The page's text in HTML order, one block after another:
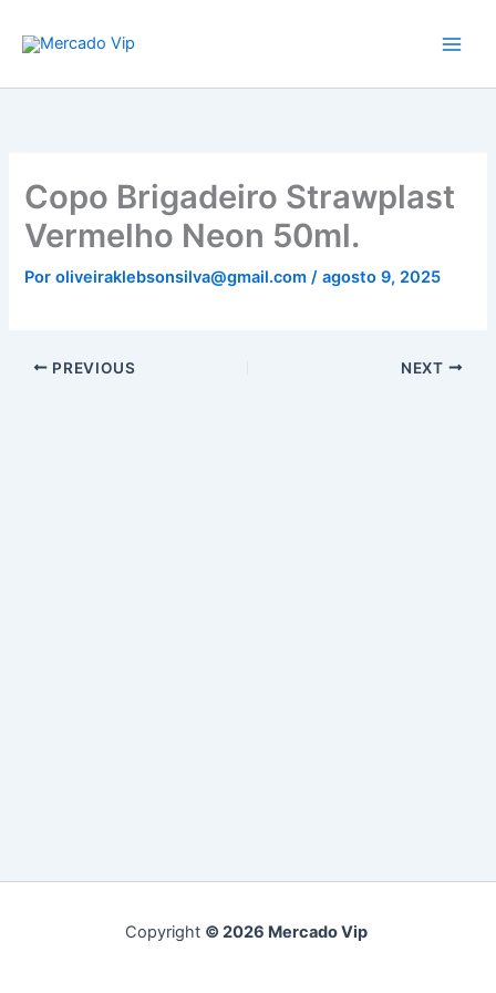
para
conteúdo
Copo Brigadeiro Strawplast
Vermelho Neon 50ml.
Poroliveiraklebsonsilva@gmail.com/agosto 9, 2025
PREVIOUS NEXT
Copyright © 2026 Mercado Vip